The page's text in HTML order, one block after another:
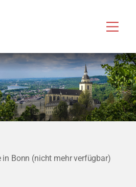
in Bonn (nicht mehr verfügbar)